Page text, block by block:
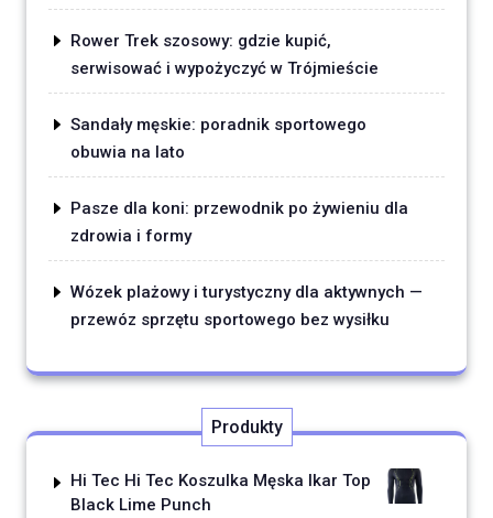
Rower Trek szosowy: gdzie kupić,
serwisować i wypożyczyć w Trójmieście
Sandały męskie: poradnik sportowego
obuwia na lato
Pasze dla koni: przewodnik po żywieniu dla
zdrowia i formy
Wózek plażowy i turystyczny dla aktywnych —
przewóz sprzętu sportowego bez wysiłku
Produkty
Hi Tec Hi Tec Koszulka Męska Ikar Top
Black Lime Punch